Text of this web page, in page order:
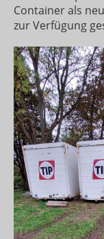
Container als
zur Verfügung